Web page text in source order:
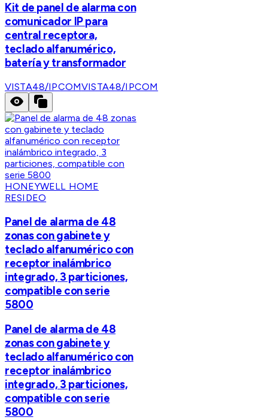
Kit de panel de alarma con
comunicador IP para
central receptora,
teclado alfanumérico,
batería y transformador
VISTA48/IPCOMVISTA48/IPCOM
HONEYWELL HOME
RESIDEO
Panel de alarma de 48
zonas con gabinete y
teclado alfanumérico con
receptor inalámbrico
integrado, 3 particiones,
compatible con serie
5800
Panel de alarma de 48
zonas con gabinete y
teclado alfanumérico con
receptor inalámbrico
integrado, 3 particiones,
compatible con serie
5800